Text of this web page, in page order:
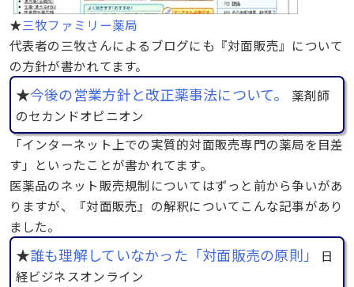
★三牧ファミリー薬局
代表者の三牧さんによるブログにも『対面販売』について
の方針が書かれてます。
★今後の営業方針と改正薬事法について。
薬剤師
のセカンドオピニオン
「インターネット上での実質的対面販売専門の薬局を目差
す」といったことが書かれてます。
医薬品のネット販売規制についてはずっと前から争いがあ
りますが、『対面販売』の解釈についてこんな記事があり
ました。
★誰も理解していなかった「対面販売の原則」
日
経ビジネスオンライン